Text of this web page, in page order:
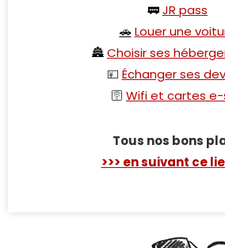
🚃JR pass
🚗 Louer une
🏯Choisir ses
💴 Échanger ses
🛜 Wifi et cartes
Tous nos bons
>>> en suivant ce